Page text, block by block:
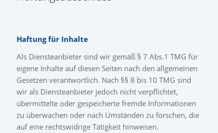
Haftung für Inhalte
Als Diensteanbieter sind wir gemäß § 7 Abs.1 TMG für
eigene Inhalte auf diesen Seiten nach den allgemeinen
Gesetzen verantwortlich. Nach §§ 8 bis 10 TMG sind
wir als Diensteanbieter jedoch nicht verpflichtet,
übermittelte oder gespeicherte fremde Informationen
zu überwachen oder nach Umständen zu forschen, die
auf eine rechtswidrige Tätigkeit hinweisen.